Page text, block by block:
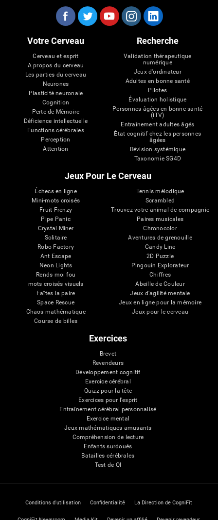
Votre Cerveau
Cerveau et esprit
A propos du cerveau
Les parties du cerveau
Neurones
Plasticité neuronale
Cognition
Perte de Mémoire
Déficience intellectuelle
Functions cérébrales
Perception
Attention
Recherche
Validation thérapeutique
numérique
Jeux d'ordinateur
Adultes en bonne santé
Pilotes
Évaluation holistique
Personnes âgées en bonne santé
(iTV)
Entraînement adultes âgés
État cognitif chez les personnes
âgées
Révision systémique
Taxonomie SG4D
Jeux Pour Le Cerveau
Échecs en ligne
Mini-mots croisés
Fruit Frenzy
Pipe Panic
Crystal Miner
Solitaire
Robo Factory
Ant Escape
Neon Lights
Rends moi fou
mots croisés visuels
Faîtes la paire
Space Rescue
Chaos mathématique
Course de billes
Tennis mélodique
Scrambled
Trouvez votre animal de compagnie
Paires musicales
Chronocolor
Aventures de grenouille
Candy Line
2D Puzzle
Pingouin Explorateur
Chiffres
Abeille de Couleur
Jeux d'agilité mentale
Jeux en ligne pour la mémoire
Jeux pour le cerveau
Exercices
Brevet
Revendeurs
Développement cognitif
Exercice cérébral
Quizz pour la tête
Exercices pour l'esprit
Entraînement cérébral personnalisé
Exercice mental
Jeux mathématiques amusants
Compréhension de lecture
Enfants surdoués
Batailles cérébrales
Test de QI
Conditions d'utilisation Confidentialité La Direction de CogniFit